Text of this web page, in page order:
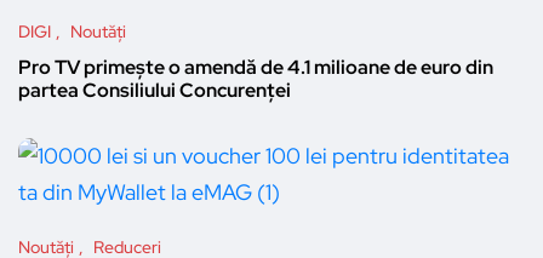
DIGI Noutăți
Pro TV primește o amendă de 4.1 milioane de euro din
partea Consiliului Concurenței
Noutăți Reduceri